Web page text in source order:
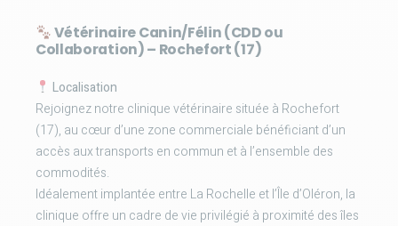
Vétérinaire Canin/Félin (CDD ou
Collaboration) – Rochefort (17)
Localisation
Rejoignez notre clinique vétérinaire située à Rochefort
(17), au cœur d’une zone commerciale bénéficiant d’un
accès aux transports en commun et à l’ensemble des
commodités.
Idéalement implantée entre La Rochelle et l’Île d’Oléron, la
clinique offre un cadre de vie privilégié à proximité des îles